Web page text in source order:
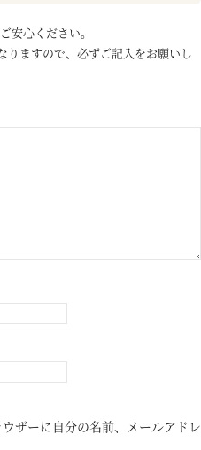
安心ください。
りますので、必ずご記入をお願いし
ザーに自分の名前、メールアドレ